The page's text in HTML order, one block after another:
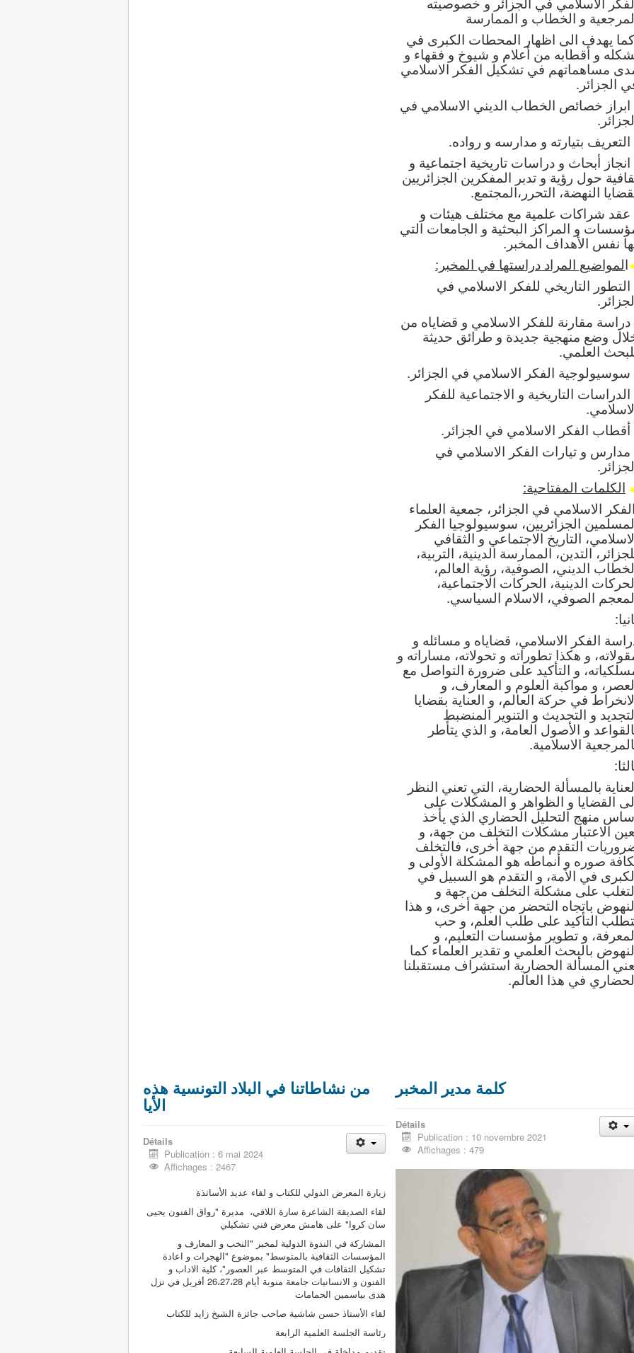
و الخطاب و الممارسة
يهدف الى اظهار المحطات الكبرى في
و أقطابه من أعلام و شيوخ و فقهاء و
مساهماتهم في تشكيل الفكر الاسلامي
الجزائر.
خصائص الخطاب الديني الاسلامي في
بتيارته و مدارسه و رواده.
أبحاث و دراسات تاريخية اجتماعية و
حول رؤية و تدبر المفكرين الجزائريين
النهضة، التحرر،المجتمع.
عقد شراكات علمية مع مختلف هيئات و
و المراكز البحثية و الجامعات التي
نفس الأهداف المخبر.
المواضيع المراد دراستها في المخبر:
التاريخي للفكر الاسلامي في
مقارنة للفكر الاسلامي و قضاياه من
وضع منهجية جديدة و طرائق حديثة
العلمي.
الفكر الاسلامي في الجزائر.
التاريخية و الاجتماعية للفكر
الفكر الاسلامي في الجزائر.
و تيارات الفكر الاسلامي في
الكلمات المفتاحية:
الفكر الاسلامي في الجزائر، جمعية العلماء
الجزائريين، سوسيولوجيا الفكر
التاريخ الاجتماعي و الثقافي
التدين، الممارسة الدينية، التربية،
الديني، الصوفية، رؤية العالم،
الدينية، الحركات الاجتماعية،
الصوفي، الاسلام السياسي.
:
الفكر الاسلامي، قضاياه و مسائله و
و هكذا تطوراته و تحولاته، مساراته و
و التأكيد على ضرورة التواصل مع
و مواكبة العلوم و المعارف، و
في حركة العالم، و العناية بقضايا
و التحديث و التنوير المنضبط
و الأصول العامة، و الذي يتأطر
الاسلامية.
بالمسألة الحضارية، التي تعني النظر
القضايا و الظواهر و المشكلات على
منهج التحليل الحضاري الذي يأخذ
الاعتبار مشكلات التخلف من جهة، و
التقدم من جهة أخرى، فالتخلف
صوره و أنماطه هو المشكلة الأولى و
في الأمة، و التقدم هو السبيل في
على مشكلة التخلف من جهة و
باتجاه التحضر من جهة أخرى، و هذا
التأكيد على طلب العلم، و حب
و تطوير مؤسسات التعليم، و
بالبحث العلمي و تقدير العلماء كما
المسألة الحضارية استشراف مستقبلنا
في هذا العالم.
من نشاطاتنا في البلاد التونسية هذه
الأيا
Détails
Publication : 6 mai 2024
Affichages : 2467
زيارة المعرض الدولي للكتاب و لقاء عديد الأساتذة
لقاء الصديقة الشاعرة سارة اللافي، مديرة "رواق الفنون يحيى
سان كروا" على هامش معرض فني تشكيلي
المشاركة في الندوة الدولية لمخبر "النخب و المعارف و
المؤسسات الثقافية بالمتوسط" بموضوع "الهجرات و اعادة
تشكيل الثقافات في المتوسط عبر العصور"، كلية الاداب و
الفنون و الانسانيات جامعة منوبة أيام 26،27،28 أفريل في نزل
هدى بياسمين الحمامات
لقاء الأستاذ حسن شاشية صاحب جائزة الشيخ زايد للكتاب
رئاسة الجلسة العلمية الرابعة
كلمة مدير المخبر
Détails
Publication : 10 novembre 2021
Affichages : 479